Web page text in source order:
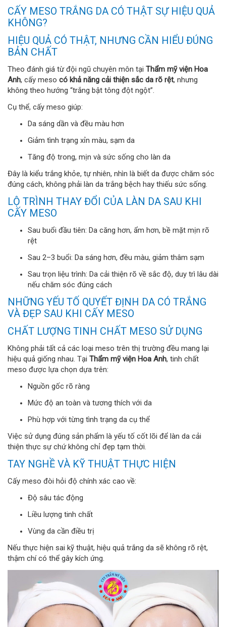
CẤY MESO TRẮNG DA CÓ THẬT SỰ HIỆU QUẢ
KHÔNG?
HIỆU QUẢ CÓ THẬT, NHƯNG CẦN HIỂU ĐÚNG
BẢN CHẤT
Theo đánh giá từ đội ngũ chuyên môn tại Thẩm mỹ viện Hoa
Anh, cấy meso có khả năng cải thiện sắc da rõ rệt, nhưng
không theo hướng “trắng bật tông đột ngột”.
Cụ thể, cấy meso giúp:
Da sáng dần và đều màu hơn
Giảm tình trạng xỉn màu, sạm da
Tăng độ trong, mịn và sức sống cho làn da
Đây là kiểu trắng khỏe, tự nhiên, nhìn là biết da được chăm sóc
đúng cách, không phải làn da trắng bệch hay thiếu sức sống.
LỘ TRÌNH THAY ĐỔI CỦA LÀN DA SAU KHI
CẤY MESO
Sau buổi đầu tiên: Da căng hơn, ẩm hơn, bề mặt mịn rõ
rệt
Sau 2–3 buổi: Da sáng hơn, đều màu, giảm thâm sạm
Sau trọn liệu trình: Da cải thiện rõ về sắc độ, duy trì lâu dài
nếu chăm sóc đúng cách
NHỮNG YẾU TỐ QUYẾT ĐỊNH DA CÓ TRẮNG
VÀ ĐẸP SAU KHI CẤY MESO
CHẤT LƯỢNG TINH CHẤT MESO SỬ DỤNG
Không phải tất cả các loại meso trên thị trường đều mang lại
hiệu quả giống nhau. Tại Thẩm mỹ viện Hoa Anh, tinh chất
meso được lựa chọn dựa trên:
Nguồn gốc rõ ràng
Mức độ an toàn và tương thích với da
Phù hợp với từng tình trạng da cụ thể
Việc sử dụng đúng sản phẩm là yếu tố cốt lõi để làn da cải
thiện thực sự chứ không chỉ đẹp tạm thời.
TAY NGHỀ VÀ KỸ THUẬT THỰC HIỆN
Cấy meso đòi hỏi độ chính xác cao về:
Độ sâu tác động
Liều lượng tinh chất
Vùng da cần điều trị
Nếu thực hiện sai kỹ thuật, hiệu quả trắng da sẽ không rõ rệt,
thậm chí có thể gây kích ứng.